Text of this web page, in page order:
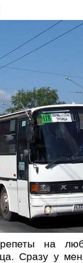
на
Сразу у